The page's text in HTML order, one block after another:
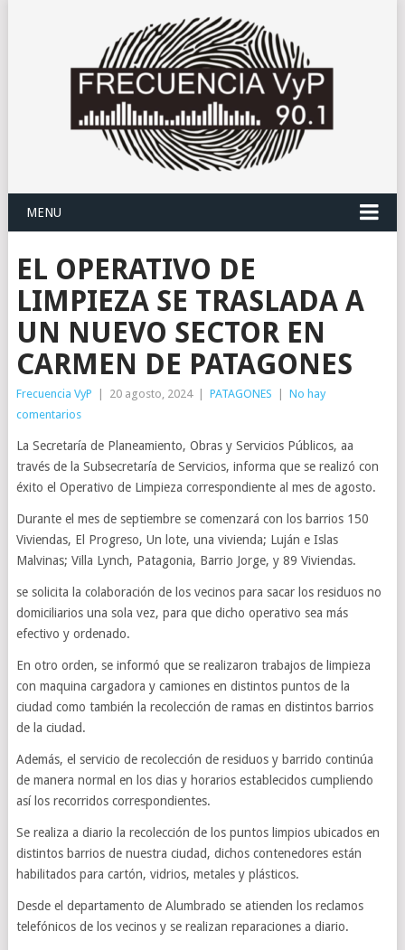
MENU
EL OPERATIVO DE
LIMPIEZA SE TRASLADA A
UN NUEVO SECTOR EN
CARMEN DE PATAGONES
Frecuencia VyP 20 agosto, 2024 PATAGONES
No hay
comentarios
La Secretaría de Planeamiento, Obras y Servicios Públicos, aa
través de la Subsecretaría de Servicios, informa que se realizó con
éxito el Operativo de Limpieza correspondiente al mes de agosto.
Durante el mes de septiembre se comenzará con los barrios 150
Viviendas, El Progreso, Un lote, una vivienda; Luján e Islas
Malvinas; Villa Lynch, Patagonia, Barrio Jorge, y 89 Viviendas.
se solicita la colaboración de los vecinos para sacar los residuos no
domiciliarios una sola vez, para que dicho operativo sea más
efectivo y ordenado.
En otro orden, se informó que se realizaron trabajos de limpieza
con maquina cargadora y camiones en distintos puntos de la
ciudad como también la recolección de ramas en distintos barrios
de la ciudad.
Además, el servicio de recolección de residuos y barrido continúa
de manera normal en los dias y horarios establecidos cumpliendo
así los recorridos correspondientes.
Se realiza a diario la recolección de los puntos limpios ubicados en
distintos barrios de nuestra ciudad, dichos contenedores están
habilitados para cartón, vidrios, metales y plásticos.
Desde el departamento de Alumbrado se atienden los reclamos
telefónicos de los vecinos y se realizan reparaciones a diario.